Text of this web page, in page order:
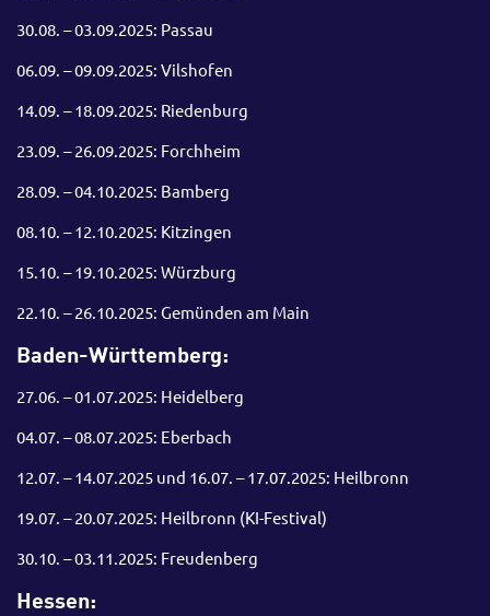
30.08. – 03.09.2025: Passau
06.09. – 09.09.2025: Vilshofen
14.09. – 18.09.2025: Riedenburg
23.09. – 26.09.2025: Forchheim
28.09. – 04.10.2025: Bamberg
08.10. – 12.10.2025: Kitzingen
15.10. – 19.10.2025: Würzburg
22.10. – 26.10.2025: Gemünden am Main
Baden-Württemberg:
27.06. – 01.07.2025: Heidelberg
04.07. – 08.07.2025: Eberbach
12.07. – 14.07.2025 und 16.07. – 17.07.2025: Heilbronn
19.07. – 20.07.2025: Heilbronn (KI-Festival)
30.10. – 03.11.2025: Freudenberg
Hessen: